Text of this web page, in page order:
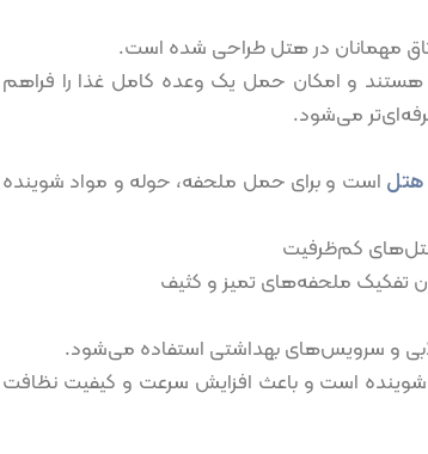
مهمانان در هتل طراحی شده است.
هستند و امکان حمل یک وعده کامل غذا را فراهم
می‌شود.
هتل است و برای حمل ملحفه، حوله و مواد شوینده
کم‌ظرفیت
تفکیک ملحفه‌های تمیز و کثیف
و سرویس‌های بهداشتی استفاده می‌شود.
است و باعث افزایش سرعت و کیفیت نظافت